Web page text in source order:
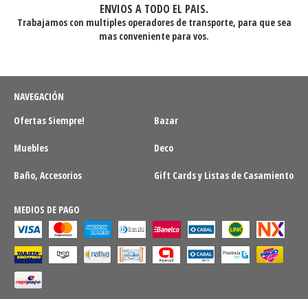
ENVIOS A TODO EL PAIS.
Trabajamos con multiples operadores de transporte, para que sea
mas conveniente para vos.
NAVEGACIÓN
Ofertas Siempre!
Bazar
Muebles Deco
Baño, Accesorios Gift Cards y Listas de Casamiento
MEDIOS DE PAGO